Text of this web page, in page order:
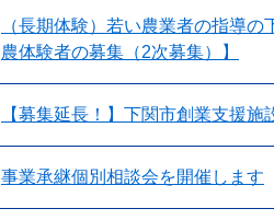
（長期体験）若い農業者の指導
農体験者の募集（2次募集）】
【募集延長！】下関市創業支援施
事業承継個別相談会を開催します